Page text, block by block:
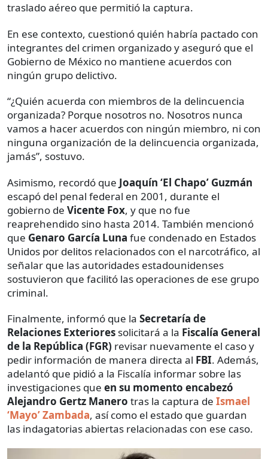
traslado aéreo que permitió la captura.
En ese contexto, cuestionó quién habría pactado con
integrantes del crimen organizado y aseguró que el
Gobierno de México no mantiene acuerdos con
ningún grupo delictivo.
“¿Quién acuerda con miembros de la delincuencia
organizada? Porque nosotros no. Nosotros nunca
vamos a hacer acuerdos con ningún miembro, ni con
ninguna organización de la delincuencia organizada,
jamás”, sostuvo.
Asimismo, recordó que Joaquín ‘El Chapo’ Guzmán
escapó del penal federal en 2001, durante el
gobierno de Vicente Fox, y que no fue
reaprehendido sino hasta 2014. También mencionó
que Genaro García Luna fue condenado en Estados
Unidos por delitos relacionados con el narcotráfico, al
señalar que las autoridades estadounidenses
sostuvieron que facilitó las operaciones de ese grupo
criminal.
Finalmente, informó que la Secretaría de
Relaciones Exteriores solicitará a la Fiscalía General
de la República (FGR) revisar nuevamente el caso y
pedir información de manera directa al FBI. Además,
adelantó que pidió a la Fiscalía informar sobre las
investigaciones que en su momento encabezó
Alejandro Gertz Manero tras la captura de Ismael
‘Mayo’ Zambada, así como el estado que guardan
las indagatorias abiertas relacionadas con ese caso.